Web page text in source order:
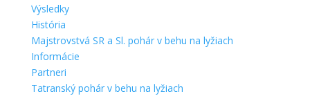
Výsledky
História
Majstrovstvá SR a Sl. pohár v behu na lyžiach
Informácie
Partneri
Tatranský pohár v behu na lyžiach